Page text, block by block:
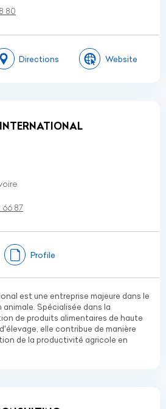
80
Directions Website
66 87
Profile
est une entreprise majeure dans le
Spécialisée dans la
de produits alimentaires de haute
elle contribue de manière
de la productivité agricole en